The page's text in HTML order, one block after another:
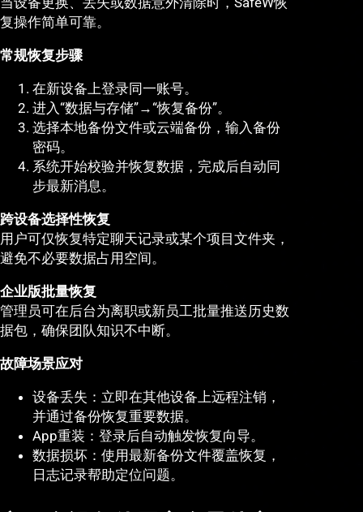
复操作简单可靠。
常规恢复步骤
在新设备上登录同一账号。
进入“数据与存储”→“恢复备份”。
选择本地备份文件或云端备份，输入备份
密码。
系统开始校验并恢复数据，完成后自动同
步最新消息。
跨设备选择性恢复
用户可仅恢复特定聊天记录或某个项目文件夹，
避免不必要数据占用空间。
企业版批量恢复
管理员可在后台为离职或新员工批量推送历史数
据包，确保团队知识不中断。
故障场景应对
设备丢失：立即在其他设备上远程注销，
并通过备份恢复重要数据。
App重装：登录后自动触发恢复向导。
数据损坏：使用最新备份文件覆盖恢复，
日志记录帮助定位问题。